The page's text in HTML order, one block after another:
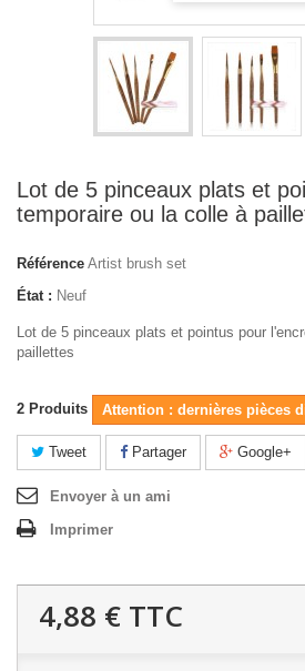
Lot de 5 pinceaux plats et
temporaire ou la colle à
Référence Artist brush set
État : Neuf
Lot de 5 pinceaux plats et pointus pour
paillettes
2 Produits Attention : dernières pièces
Tweet Partager Google+
Envoyer à un ami
Imprimer
4,88 € TTC